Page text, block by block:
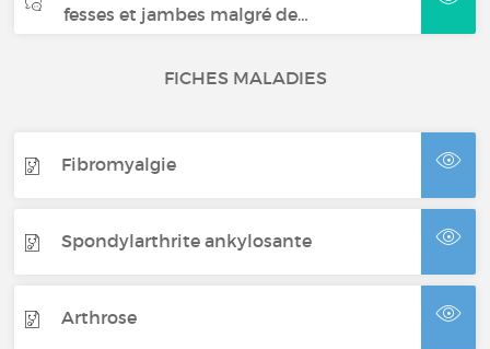
fesses et jambes malgré de…
FICHES MALADIES
Fibromyalgie
Spondylarthrite ankylosante
Arthrose